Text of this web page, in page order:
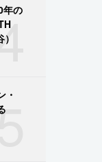
年の
・